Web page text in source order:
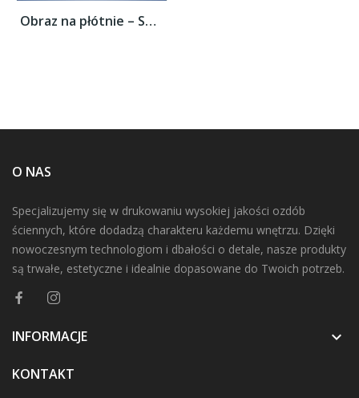
Obraz na płótnie – Spacer z aparatem –...
O NAS
Specjalizujemy się w drukowaniu wysokiej jakości ozdób
ściennych, które dodadzą charakteru każdemu wnętrzu. Dzięki
nowoczesnym technologiom i dbałości o detale, nasze produkty
są trwałe, estetyczne i idealnie dopasowane do Twoich potrzeb.
INFORMACJE 
KONTAKT